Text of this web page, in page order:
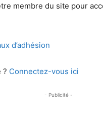
membre du site pour
d’adhésion
? Connectez-vous ici
- Publicité -